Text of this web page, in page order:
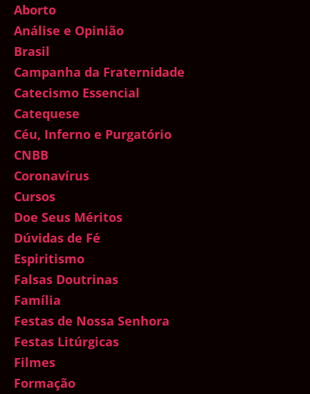
Aborto
Análise e Opinião
Brasil
Campanha da Fraternidade
Catecismo Essencial
Catequese
Céu, Inferno e Purgatório
CNBB
Coronavírus
Cursos
Doe Seus Méritos
Dúvidas de Fé
Espiritismo
Falsas Doutrinas
Família
Festas de Nossa Senhora
Festas Litúrgicas
Filmes
Formação